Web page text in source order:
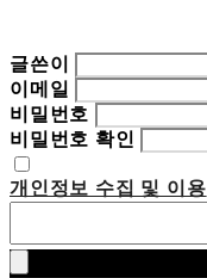
글쓴이
이메일
비밀번호
비밀번호 확인
개인정보 수집 및 이용